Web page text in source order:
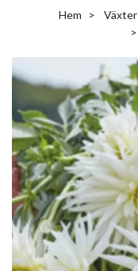
Hem Växter